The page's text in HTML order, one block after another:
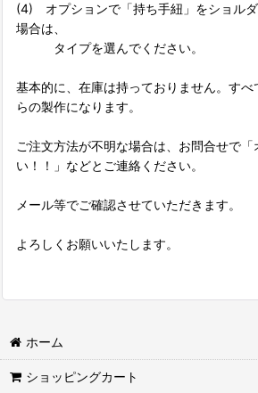
(4) オプションで「持ち手紐」をショル
場合は、
タイプを選んでください。
基本的に、在庫は持っておりません。す
らの製作になります。
ご注文方法が不明な場合は、お問合せで
い！！」などとご連絡ください。
メール等でご確認させていただきます。
よろしくお願いいたします。
ホーム
ショッピングカート